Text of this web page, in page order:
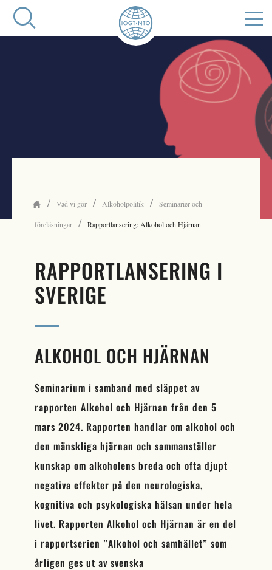
/ Vad vi gör / Alkoholpolitik / Seminarier och
föreläsningar / Rapportlansering: Alkohol och Hjärnan
RAPPORTLANSERING I
SVERIGE
ALKOHOL OCH HJÄRNAN
Seminarium i samband med släppet av
rapporten Alkohol och Hjärnan från den 5
mars 2024. Rapporten handlar om alkohol och
den mänskliga hjärnan och sammanställer
kunskap om alkoholens breda och ofta djupt
negativa effekter på den neurologiska,
kognitiva och psykologiska hälsan under hela
livet. Rapporten Alkohol och Hjärnan är en del
i rapportserien ”Alkohol och samhället” som
årligen ges ut av svenska